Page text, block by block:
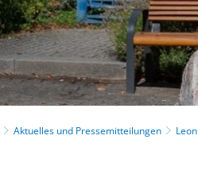
Aktuelles und Pressemitteilungen